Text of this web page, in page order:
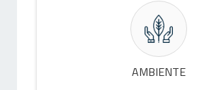
AMBIENTE